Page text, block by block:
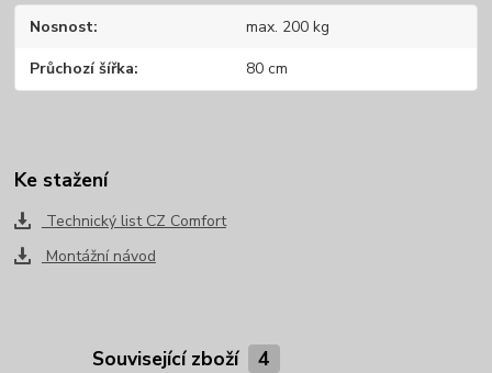
Nosnost max. 200 kg
Průchozí šířka 80 cm
Ke stažení
Technický list CZ Comfort
Montážní návod
Související zboží 4